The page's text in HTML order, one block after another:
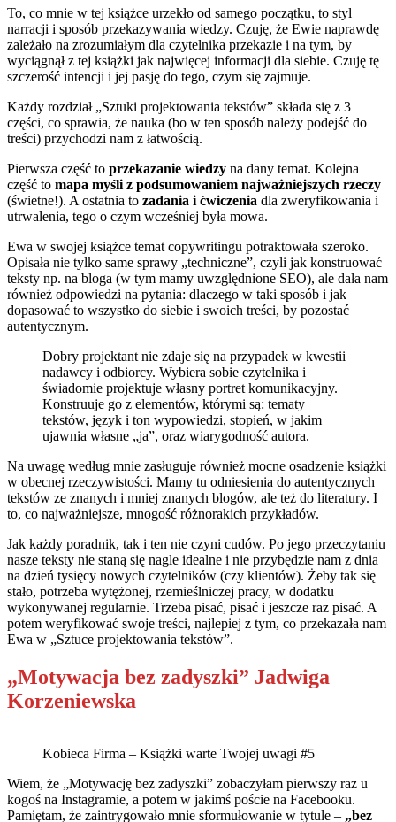
To, co mnie w tej książce urzekło od samego początku, to styl
narracji i sposób przekazywania wiedzy. Czuję, że Ewie naprawdę
zależało na zrozumiałym dla czytelnika przekazie i na tym, by
wyciągnął z tej książki jak najwięcej informacji dla siebie. Czuję tę
szczerość intencji i jej pasję do tego, czym się zajmuje.
Każdy rozdział „Sztuki projektowania tekstów” składa się z 3
części, co sprawia, że nauka (bo w ten sposób należy podejść do
treści) przychodzi nam z łatwością.
Pierwsza część to przekazanie wiedzy na dany temat. Kolejna
część to mapa myśli z podsumowaniem najważniejszych rzeczy
(świetne!). A ostatnia to zadania i ćwiczenia dla zweryfikowania i
utrwalenia, tego o czym wcześniej była mowa.
Ewa w swojej książce temat copywritingu potraktowała szeroko.
Opisała nie tylko same sprawy „techniczne”, czyli jak konstruować
teksty np. na bloga (w tym mamy uwzględnione SEO), ale dała nam
również odpowiedzi na pytania: dlaczego w taki sposób i jak
dopasować to wszystko do siebie i swoich treści, by pozostać
autentycznym.
Dobry projektant nie zdaje się na przypadek w kwestii
nadawcy i odbiorcy. Wybiera sobie czytelnika i
świadomie projektuje własny portret komunikacyjny.
Konstruuje go z elementów, którymi są: tematy
tekstów, język i ton wypowiedzi, stopień, w jakim
ujawnia własne „ja”, oraz wiarygodność autora.
Na uwagę według mnie zasługuje również mocne osadzenie książki
w obecnej rzeczywistości. Mamy tu odniesienia do autentycznych
tekstów ze znanych i mniej znanych blogów, ale też do literatury. I
to, co najważniejsze, mnogość różnorakich przykładów.
Jak każdy poradnik, tak i ten nie czyni cudów. Po jego przeczytaniu
nasze teksty nie staną się nagle idealne i nie przybędzie nam z dnia
na dzień tysięcy nowych czytelników (czy klientów). Żeby tak się
stało, potrzeba wytężonej, rzemieślniczej pracy, w dodatku
wykonywanej regularnie. Trzeba pisać, pisać i jeszcze raz pisać. A
potem weryfikować swoje treści, najlepiej z tym, co przekazała nam
Ewa w „Sztuce projektowania tekstów”.
„Motywacja bez zadyszki” Jadwiga
Korzeniewska
Kobieca Firma – Książki warte Twojej uwagi #5
Wiem, że „Motywację bez zadyszki” zobaczyłam pierwszy raz u
kogoś na Instagramie, a potem w jakimś poście na Facebooku.
Pamiętam, że zaintrygowało mnie sformułowanie w tytule – „bez